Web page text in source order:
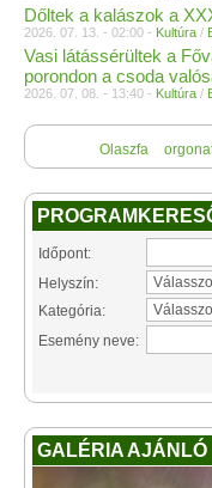
Dőltek a kalászok a
2026. 07. 13. - 02:00 - Kultúra /
Vasi látássérültek a
porondon a csoda
2026. 07. 08. - 13:40 - Kultúra /
Olaszfa
Időpont:
Helyszín:
Kategória:
Esemény neve:
GALÉRIA AJÁNLÓ